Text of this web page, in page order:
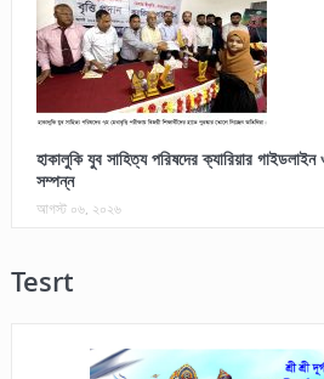
হাকালুকি যুব সাহিত্য পরিষদের ক্যারিয়ার
সম্পন্ন
আগস্ট ০৬, ২০২৬
Tesrt